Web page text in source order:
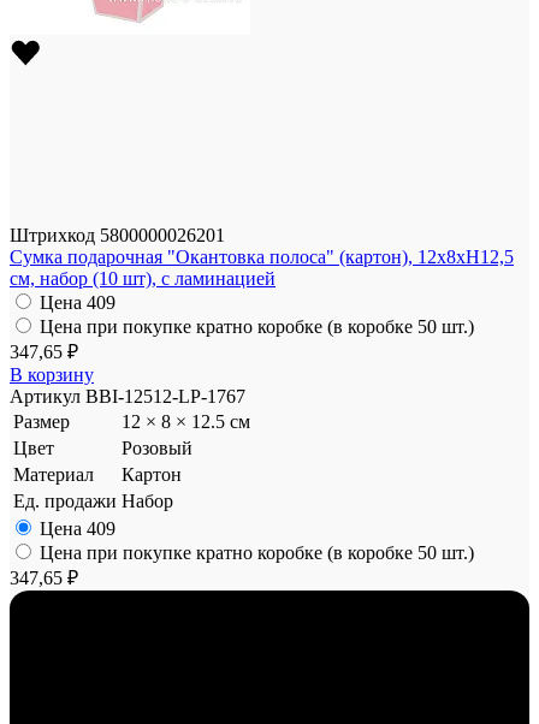
Штрихкод 5800000026201
Сумка подарочная "Окантовка полоса" (картон), 12x8xH12,5
см, набор (10 шт), с ламинацией
Цена 409
Цена при покупке кратно коробке (в коробке 50 шт.)
347,65 ₽
В корзину
Артикул BBI-12512-LP-1767
Размер
12 × 8 × 12.5 см
Цвет
Розовый
Материал
Картон
Ед. продажи Набор
Цена 409
Цена при покупке кратно коробке (в коробке 50 шт.)
347,65 ₽